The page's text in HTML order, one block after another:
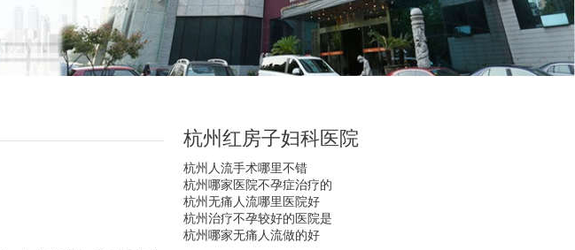
杭州红房子妇科医院
杭州人流手术哪里不错
杭州哪家医院不孕症治疗的
杭州无痛人流哪里医院好
杭州治疗不孕较好的医院是
杭州哪家无痛人流做的好